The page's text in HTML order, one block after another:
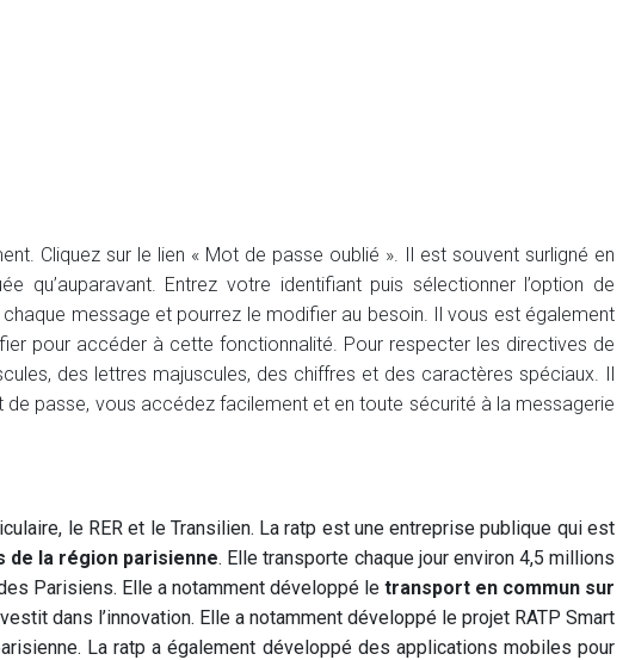
Cliquez sur le lien « Mot de passe oublié ». Il est souvent surligné en
Entrez votre identifiant puis sélectionner l’option de
message et pourrez le modifier au besoin. Il vous est également
pour accéder à cette fonctionnalité. Pour respecter les directives de
des lettres majuscules, des chiffres et des caractères spéciaux. Il
passe, vous accédez facilement et en toute sécurité à la messagerie
le RER et le Transilien. La ratp est une entreprise publique qui est
de la région parisienne. Elle transporte chaque jour environ 4,5 millions
Parisiens. Elle a notamment développé le transport en commun sur
dans l’innovation. Elle a notamment développé le projet RATP Smart
La ratp a également développé des applications mobiles pour